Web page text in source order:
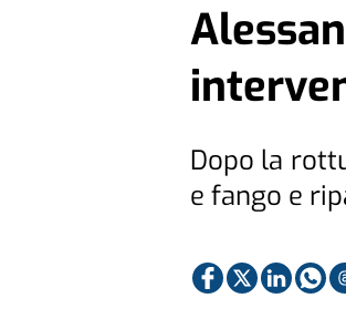
Dopo la
e fango e